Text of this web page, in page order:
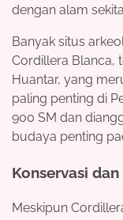
dengan alam
Banyak situs
Cordillera Blanca,
Huantar, yang
paling penting di
900 SM dan
budaya penting
Konservasi
Meskipun